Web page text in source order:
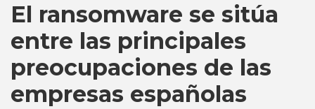
El ransomware se sitúa
entre las principales
preocupaciones de las
empresas españolas